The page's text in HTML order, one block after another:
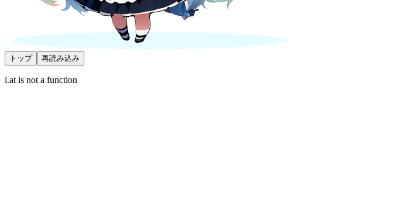
トップ 再読み込み
i.at is not a function